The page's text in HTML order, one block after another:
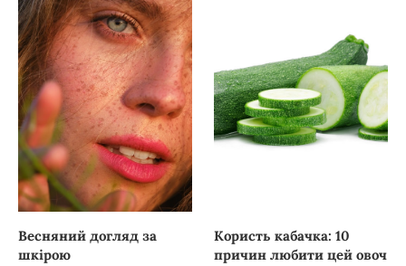
Весняний догляд за
шкірою
Користь кабачка: 10
причин любити цей овоч